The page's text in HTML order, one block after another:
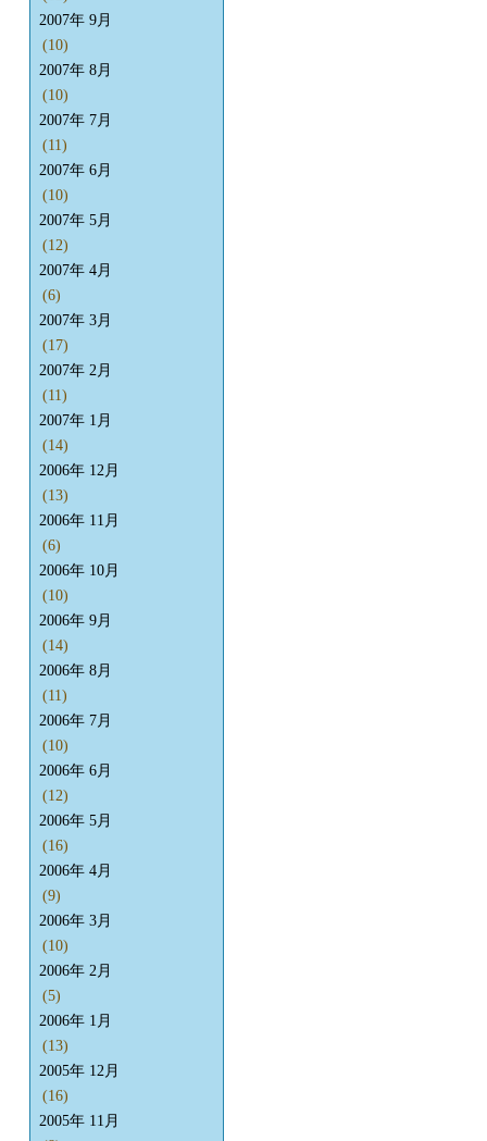
2007年 9月
(10)
2007年 8月
(10)
2007年 7月
(11)
2007年 6月
(10)
2007年 5月
(12)
2007年 4月
(6)
2007年 3月
(17)
2007年 2月
(11)
2007年 1月
(14)
2006年 12月
(13)
2006年 11月
(6)
2006年 10月
(10)
2006年 9月
(14)
2006年 8月
(11)
2006年 7月
(10)
2006年 6月
(12)
2006年 5月
(16)
2006年 4月
(9)
2006年 3月
(10)
2006年 2月
(5)
2006年 1月
(13)
2005年 12月
(16)
2005年 11月